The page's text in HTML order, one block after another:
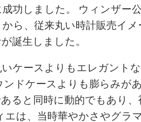
功しました。 ウィンザー
ら、従来丸い時計販売イ
誕生しました。
いケースよりもエレガント
ンドケースよりも膨らみが
ると同時に動的でもあり、
エは、当時華やかさやグラ